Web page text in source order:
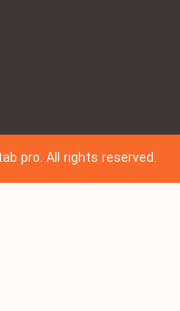
pro. All rights reserved.